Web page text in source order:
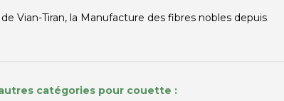
de Vian-Tiran, la Manufacture des fibres nobles depuis
catégories pour couette :